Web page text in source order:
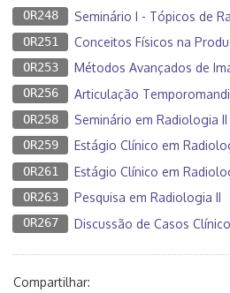
OR248 Seminário I - Tópicos de
OR251 Conceitos Físicos na
OR253 Métodos Avançados de
OR256 Articulação
OR258 Seminário em Radiologia II
OR259 Estágio Clínico em
OR261 Estágio Clínico em
OR263 Pesquisa em Radiologia II
OR267 Discussão de Casos
Compartilhar: